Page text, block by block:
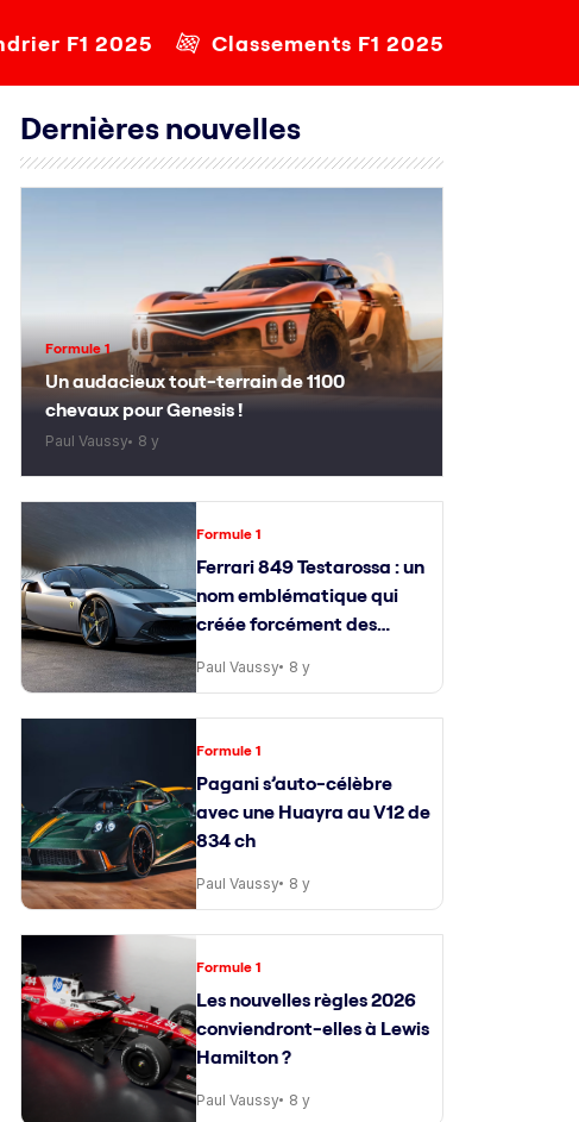
F1 2025 Classements F1 2025
Dernières nouvelles
Formule 1
Un audacieux tout-terrain de 1100
chevaux pour Genesis !
Paul Vaussy 8 y
Formule 1
Ferrari 849 Testarossa : un
nom emblématique qui
créée forcément des
attentes
Paul Vaussy 8 y
Formule 1
Pagani s’auto-célèbre
avec une Huayra au V12 de
834 ch
Paul Vaussy 8 y
Formule 1
Les nouvelles règles 2026
conviendront-elles à Lewis
Hamilton ?
Paul Vaussy 8 y